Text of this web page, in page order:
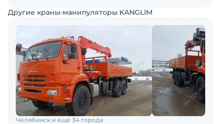
Другие краны-манипуляторы KANGLIM
Челябинск и ещё 34 города